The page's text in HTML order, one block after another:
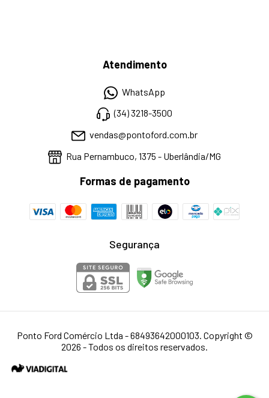
Atendimento
WhatsApp
(34) 3218-3500
vendas@pontoford.com.br
Rua Pernambuco, 1375 - Uberlândia/MG
Formas de pagamento
Segurança
Ponto Ford Comércio Ltda - 68493642000103. Copyright ©
2026 - Todos os direitos reservados.